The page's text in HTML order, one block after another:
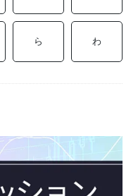
当に
げる
サー
済
み
覧
用
語
典
コラ
ら わ